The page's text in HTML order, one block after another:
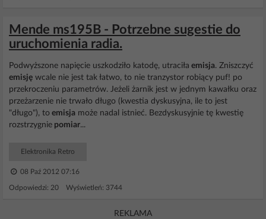
Mende ms195B - Potrzebne sugestie do
uruchomienia radia.
Podwyższone napięcie uszkodziło katodę, utraciła emisja. Zniszczyć
emisję wcale nie jest tak łatwo, to nie tranzystor robiący puf! po
przekroczeniu parametrów. Jeżeli żarnik jest w jednym kawałku oraz
przeżarzenie nie trwało długo (kwestia dyskusyjna, ile to jest
"długo"), to emisja może nadal istnieć. Bezdyskusyjnie tę kwestię
rozstrzygnie pomiar...
Elektronika Retro
08 Paź 2012 07:16
Odpowiedzi: 20 Wyświetleń: 3744
REKLAMA